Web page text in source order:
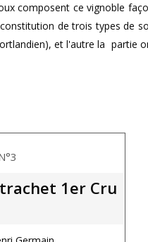
composent ce vignoble
de trois types de
et l'autre la partie
1er Cru